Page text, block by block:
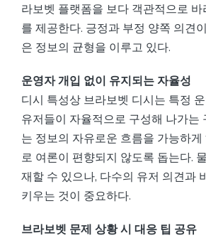
라보벳 플랫폼을 보다 객관적으로
를 제공한다. 긍정과 부정 양쪽 의견
은 정보의 균형을 이루고 있다.
운영자 개입 없이 유지되는 자율성
디시 특성상 브라보벳 디시는 특정
유저들이 자율적으로 구성해 나가는
는 정보의 자유로운 흐름을 가능하
로 여론이 편향되지 않도록 돕는다.
재할 수 있으나, 다수의 유저 의견과
키우는 것이 중요하다.
브라보벳 문제 상황 시 대응 팁 공유